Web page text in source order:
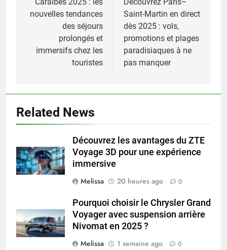
de
l’article
nouvelles tendances
des séjours
prolongés et
immersifs chez les
touristes
Saint-Martin en direct
dès 2025 : vols,
promotions et plages
paradisiaques à ne
pas manquer
Related News
Découvrez les avantages du ZTE
Voyage 3D pour une expérience
immersive
Melissa
20 heures ago 0
Pourquoi choisir le Chrysler Grand
Voyager avec suspension arrière
Nivomat en 2025 ?
Melissa
1 semaine ago 0